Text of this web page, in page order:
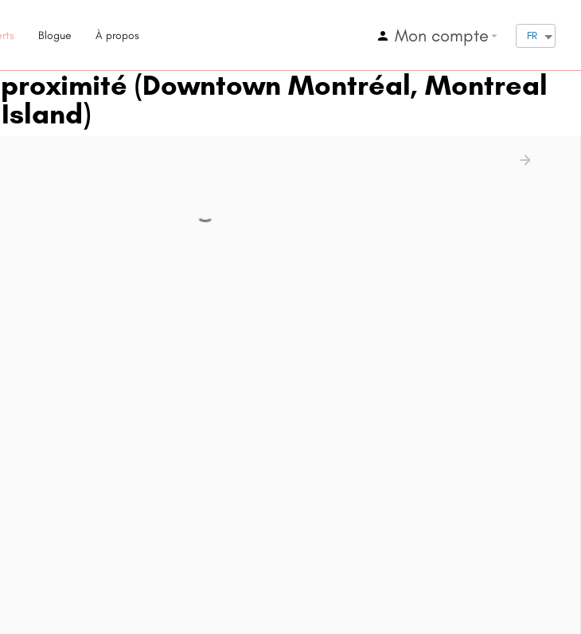
Blogue À propos Mon comptearrow_drop_down FR
(Downtown Montréal, Montreal
Island)
arrow_forward